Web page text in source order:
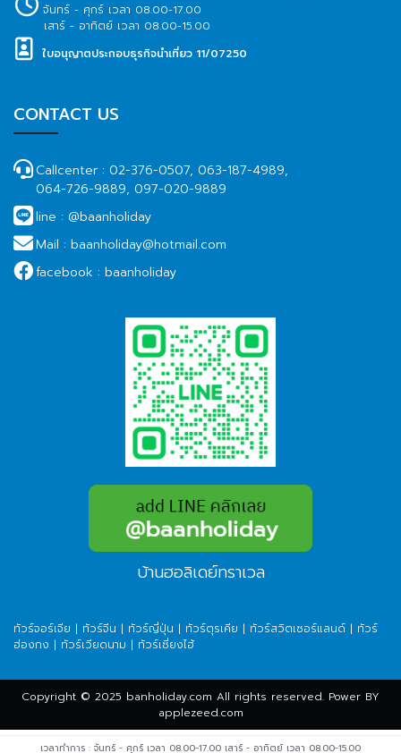
จันทร์ - ศุกร์ เวลา 08.00-17.00
เสาร์ - อาทิตย์ เวลา 08.00-15.00
ใบอนุญาตประกอบธุรกิจนำเที่ยว 11/07250
CONTACT US
Callcenter : 02-376-0507, 063-187-4989,
064-726-9889, 097-020-9889
line : @baanholiday
Mail : baanholiday@hotmail.com
facebook : baanholiday
บ้านฮอลิเดย์ทราเวล
ทัวร์จอร์เจีย | ทัวร์จีน | ทัวร์ญี่ปุ่น | ทัวร์ตุรเคีย | ทัวร์สวิตเซอร์แลนด์ | ทัวร์
ฮ่องกง | ทัวร์เวียดนาม | ทัวร์เซี่ยงไฮ้
Copyright © 2025 banholiday.com All rights reserved. Power BY
applezeed.com
เวลาทำการ : จันทร์ - ศุกร์ เวลา 08.00-17.00 เสาร์ - อาทิตย์ เวลา 08.00-15.00